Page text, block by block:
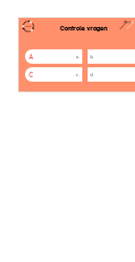
Controle vragen
A a. b.
C c. d.